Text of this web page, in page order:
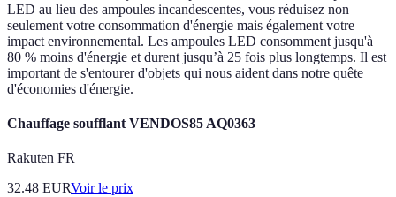
LED au lieu des ampoules incandescentes, vous réduisez non
seulement votre consommation d'énergie mais également votre
impact environnemental. Les ampoules LED consomment jusqu'à
80 % moins d'énergie et durent jusqu’à 25 fois plus longtemps. Il est
important de s'entourer d'objets qui nous aident dans notre quête
d'économies d'énergie.
Chauffage soufflant VENDOS85 AQ0363
Rakuten FR
32.48 EURVoir le prix